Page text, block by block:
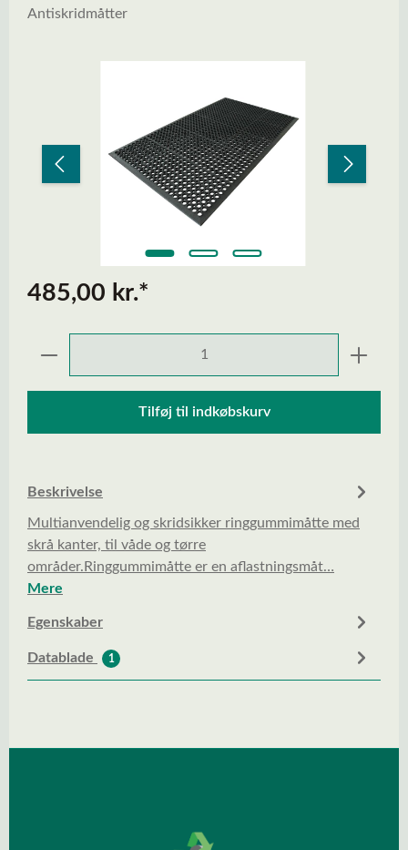
Antiskridmåtter
485,00 kr.*
Produktmængde: Indtast den ønskede
Tilføj til indkøbskurv
Beskrivelse
Multianvendelig og skridsikker ringgummimåtte med
skrå kanter, til våde og tørre
områder.Ringgummimåtte er en aflastningsmåt…
Mere
Egenskaber
Datablade 1